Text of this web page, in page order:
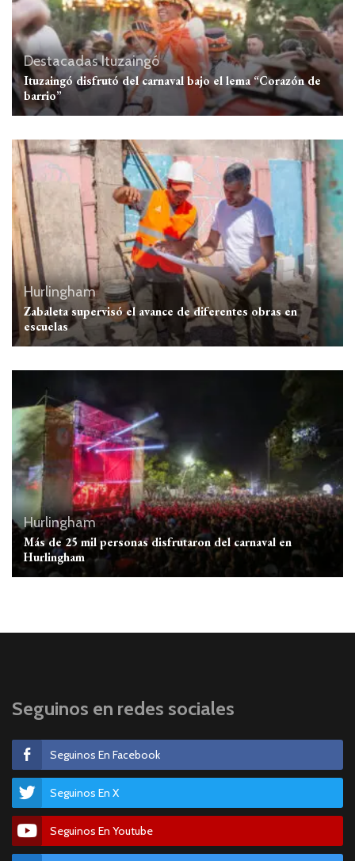
DestacadasItuzaingó
Ituzaingó disfrutó del carnaval bajo el lema “Corazón de
barrio”
Hurlingham
Zabaleta supervisó el avance de diferentes obras en
escuelas
Hurlingham
Más de 25 mil personas disfrutaron del carnaval en
Hurlingham
Seguinos en redes sociales
Seguinos En Facebook
Seguinos En X
Seguinos En Youtube